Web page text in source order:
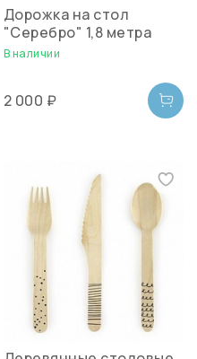
Дорожка на стол
"Серебро" 1,8 метра
В наличии
2 000 ₽